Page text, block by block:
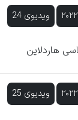
ویدیوی 24
هاردلاین
ویدیوی 25